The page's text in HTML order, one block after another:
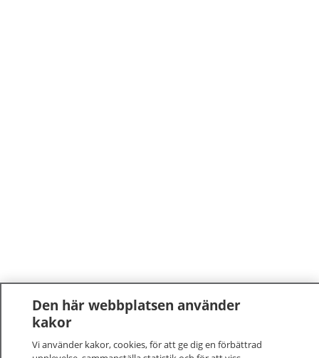
Den här webbplatsen använder
kakor
Vi använder kakor, cookies, för att ge dig en förbättrad